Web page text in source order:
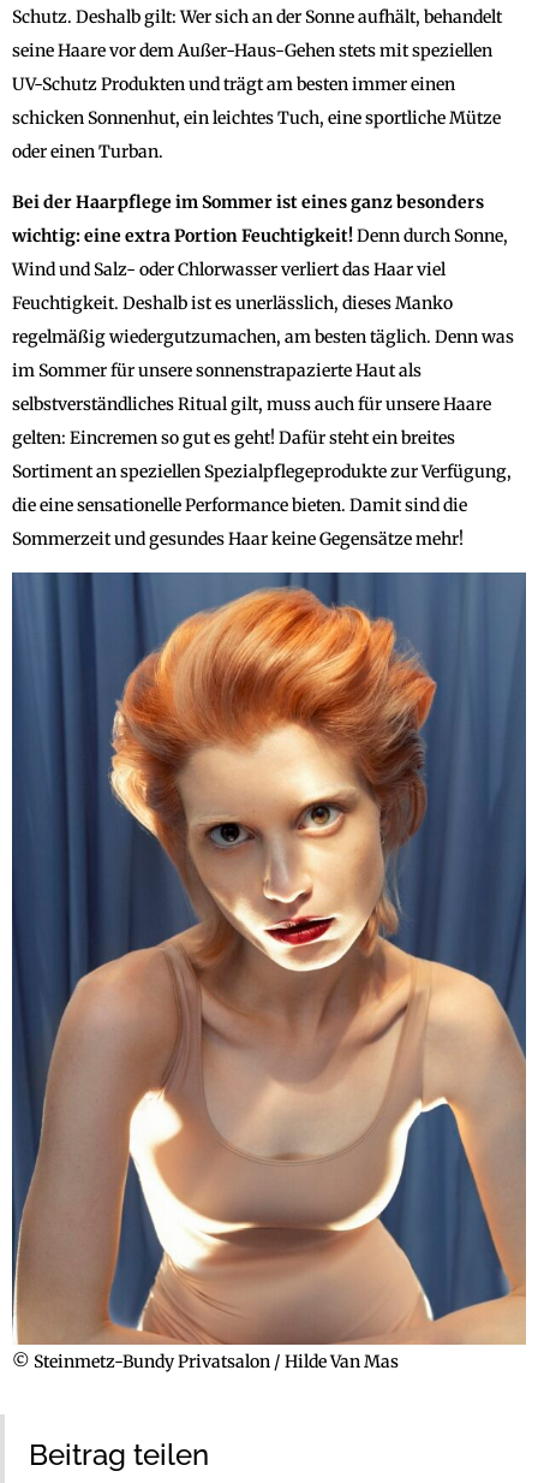
Schutz. Deshalb gilt: Wer sich an der Sonne aufhält, behandelt
seine Haare vor dem Außer-Haus-Gehen stets mit speziellen
UV-Schutz Produkten und trägt am besten immer einen
schicken Sonnenhut, ein leichtes Tuch, eine sportliche Mütze
oder einen Turban.
Bei der Haarpflege im Sommer ist eines ganz besonders
wichtig: eine extra Portion Feuchtigkeit!Denn durch Sonne,
Wind und Salz- oder Chlorwasser verliert das Haar viel
Feuchtigkeit. Deshalb ist es unerlässlich, dieses Manko
regelmäßig wiedergutzumachen, am besten täglich. Denn was
im Sommer für unsere sonnenstrapazierte Haut als
selbstverständliches Ritual gilt, muss auch für unsere Haare
gelten: Eincremen so gut es geht! Dafür steht ein breites
Sortiment an speziellen Spezialpflegeprodukte zur Verfügung,
die eine sensationelle Performance bieten. Damit sind die
Sommerzeit und gesundes Haar keine Gegensätze mehr!
© Steinmetz-Bundy Privatsalon / Hilde Van Mas
Beitrag teilen